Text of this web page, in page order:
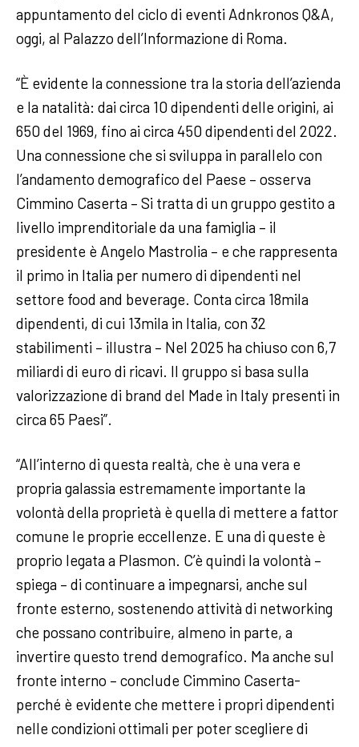
appuntamento del ciclo di eventi Adnkronos Q&A,
oggi, al Palazzo dell’Informazione di Roma.
“È evidente la connessione tra la storia dell’azienda
e la natalità: dai circa 10 dipendenti delle origini, ai
650 del 1969, fino ai circa 450 dipendenti del 2022.
Una connessione che si sviluppa in parallelo con
l’andamento demografico del Paese – osserva
Cimmino Caserta – Si tratta di un gruppo gestito a
livello imprenditoriale da una famiglia – il
presidente è Angelo Mastrolia – e che rappresenta
il primo in Italia per numero di dipendenti nel
settore food and beverage. Conta circa 18mila
dipendenti, di cui 13mila in Italia, con 32
stabilimenti – illustra – Nel 2025 ha chiuso con 6,7
miliardi di euro di ricavi. Il gruppo si basa sulla
valorizzazione di brand del Made in Italy presenti in
circa 65 Paesi”.
“All’interno di questa realtà, che è una vera e
propria galassia estremamente importante la
volontà della proprietà è quella di mettere a fattor
comune le proprie eccellenze. E una di queste è
proprio legata a Plasmon. C’è quindi la volontà –
spiega – di continuare a impegnarsi, anche sul
fronte esterno, sostenendo attività di networking
che possano contribuire, almeno in parte, a
invertire questo trend demografico. Ma anche sul
fronte interno – conclude Cimmino Caserta-
perché è evidente che mettere i propri dipendenti
nelle condizioni ottimali per poter scegliere di